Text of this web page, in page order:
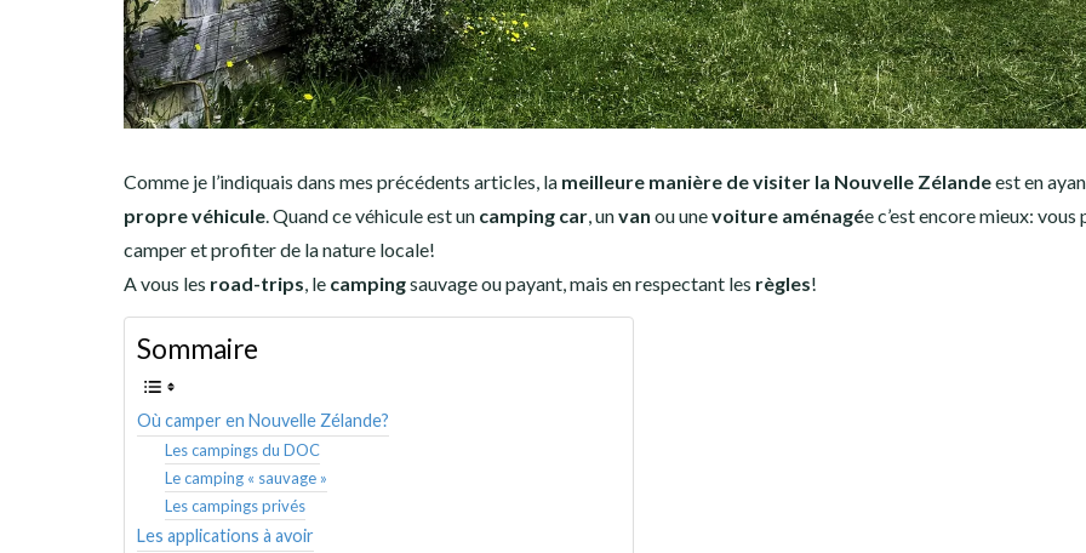
Comme je l’indiquais dans mes précédents articles, la meilleure manière de visiter la Nouvelle Zélandeest en
propre véhicule. Quand ce véhicule est un camping car, unvan ou unevoiture aménagée c’est encore mieux: vous
camper et profiter de la nature locale!
A vous les road-trips, le campingsauvage ou payant, mais en respectant les règles!
Sommaire
Où camper en Nouvelle Zélande?
Les campings du DOC
Le camping « sauvage »
Les campings privés
Les applications à avoir